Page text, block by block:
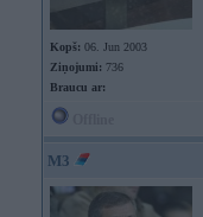
Kopš: 06. Jun 2003
Ziņojumi: 736
Braucu ar:
M3